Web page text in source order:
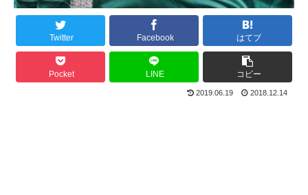
Twitter Facebook はてブ
Pocket LINE コピー
2019.06.19 2018.12.14